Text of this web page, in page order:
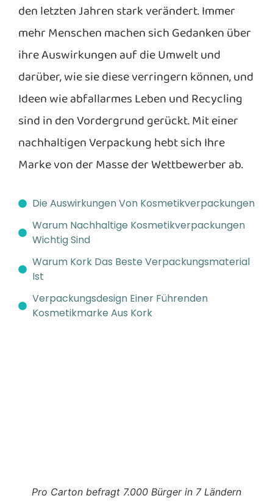
den letzten Jahren stark verändert. Immer
mehr Menschen machen sich Gedanken über
ihre Auswirkungen auf die Umwelt und
darüber, wie sie diese verringern können, und
Ideen wie abfallarmes Leben und Recycling
sind in den Vordergrund gerückt. Mit einer
nachhaltigen Verpackung hebt sich Ihre
Marke von der Masse der Wettbewerber ab.
Die Auswirkungen Von Kosmetikverpackungen
Warum Nachhaltige Kosmetikverpackungen
Wichtig Sind
Warum Kork Das Beste Verpackungsmaterial
Ist
Verpackungsdesign Einer Führenden
Kosmetikmarke Aus Kork
Pro Carton befragt 7.000 Bürger in 7 Ländern